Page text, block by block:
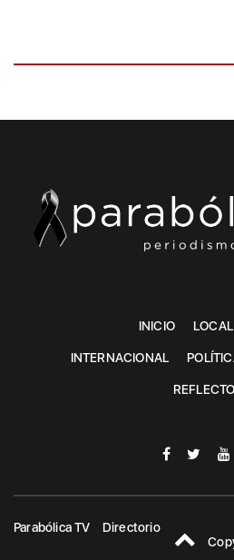
INICIO LOCAL
INTERNACIONAL
Parabólica TV
Directorio